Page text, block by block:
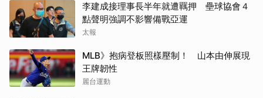
李建成接理事長半年就遭羈押 壘球協會４
點聲明強調不影響備戰亞運
太報
MLB》抱病登板照樣壓制！ 山本由伸展現
王牌韌性
麗台運動